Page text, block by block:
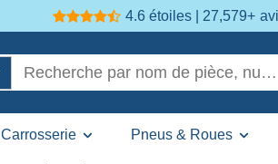
4.6 étoiles | 27,579+
Carrosserie Pneus & Roues